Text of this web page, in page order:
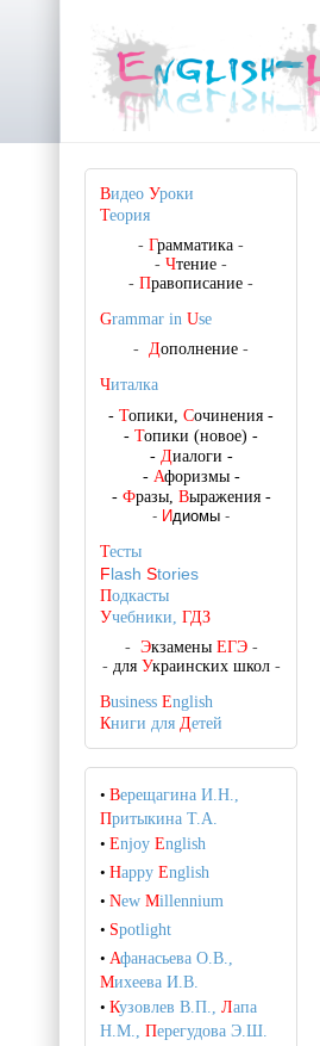
Видео Уроки
Теория
-Грамматика -
-Чтение -
-Правописание -
Grammar inUse
- Дополнение -
Читалка
-Топики,Сочинения -
-Топики (новое) -
- Диалоги -
- Афоризмы-
- Фразы, Выражения-
- Идиомы -
Тесты
Flash Stories
Подкасты
Учебники, ГДЗ
- Экзамены ЕГЭ-
- для Украинских школ-
BusinessEnglish
Книги дляДетей
•Верещагина И.Н.,
Притыкина Т.А.
•EnjoyEnglish
•HappyEnglish
•NewMillennium
• Spotlight
•Афанасьева О.В.,
Михеева И.В.
•Кузовлев В.П.,Лапа
Н.М.,Перегудова Э.Ш.